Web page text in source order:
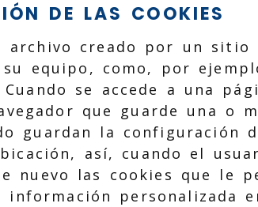
DE LAS COOKIES
archivo creado por un
equipo, como, por
se accede a una
que guarde una o
guardan la configuración
así, cuando el
nuevo las cookies que le
personalizada